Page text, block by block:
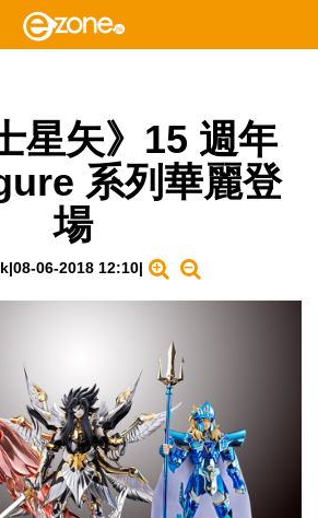
星矢》15 週年
系列華麗登
場
|08-06-2018 12:10|